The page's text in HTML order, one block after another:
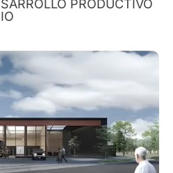
PRODUCTIVO